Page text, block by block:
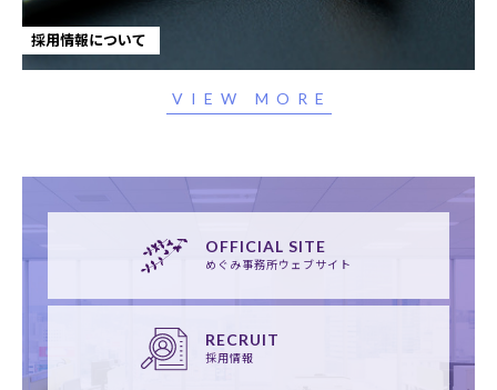
採用情報について
VIEW MORE
OFFICIAL SITE
めぐみ事務所ウェブサイト
RECRUIT
採用情報